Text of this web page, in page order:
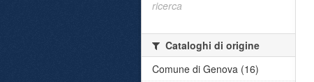
ricerca
Cataloghi di origine
Comune di Genova (16)